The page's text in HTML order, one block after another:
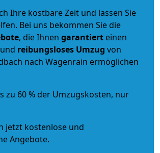
Ihre kostbare Zeit und lassen Sie
Bei uns bekommen Sie die
, die Ihnen garantiert einen
und reibungsloses Umzug von
nach Wagenrain ermöglichen
zu 60 % der Umzugskosten, nur
jetzt kostenlose und
Angebote.